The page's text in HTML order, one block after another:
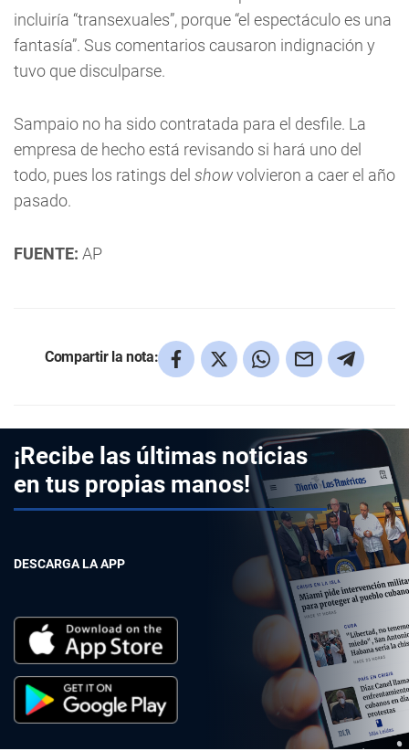
incluiría “transexuales”, porque “el espectáculo es una
fantasía”. Sus comentarios causaron indignación y
tuvo que disculparse.
Sampaio no ha sido contratada para el desfile. La
empresa de hecho está revisando si hará uno del
todo, pues los ratings del showvolvieron a caer el año
pasado.
FUENTE: AP
Compartir la nota:
¡Recibe las últimas noticias
en tus propias manos!
DESCARGA LA APP